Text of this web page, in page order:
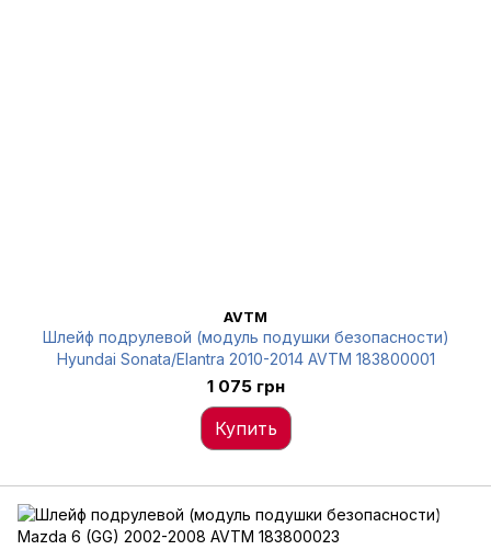
AVTM
Шлейф подрулевой (модуль подушки безопасности)
Hyundai Sonata/Elantra 2010-2014 AVTM 183800001
1 075 грн
Купить